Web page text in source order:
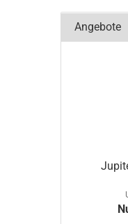
Angebote